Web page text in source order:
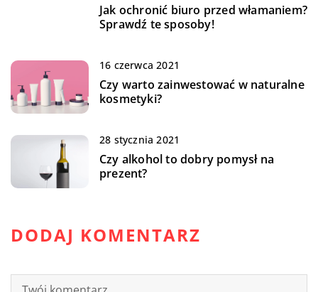
Jak ochronić biuro przed włamaniem?
Sprawdź te sposoby!
16 czerwca 2021
Czy warto zainwestować w naturalne
kosmetyki?
28 stycznia 2021
Czy alkohol to dobry pomysł na
prezent?
DODAJ KOMENTARZ